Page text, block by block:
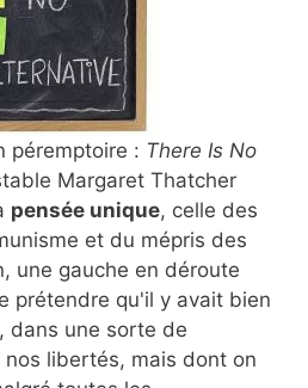
péremptoire : There Is No
Margaret Thatcher
pensée unique, celle des
et du mépris des
une gauche en déroute
prétendre qu'il y avait bien
dans une sorte de
libertés, mais dont on